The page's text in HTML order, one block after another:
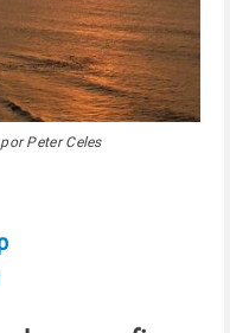
Peter Celes